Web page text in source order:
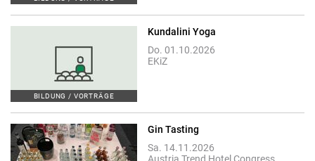
BILDUNG / VORTRÄGE
Kundalini Yoga
Do. 01.10.2026
EKiZ
Gin Tasting
Sa. 14.11.2026